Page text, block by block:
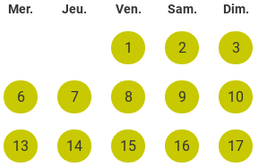
Mer. Jeu. Ven. Sam. Dim.
1 2 3
6 7 8 9 10
13 14 15 16 17